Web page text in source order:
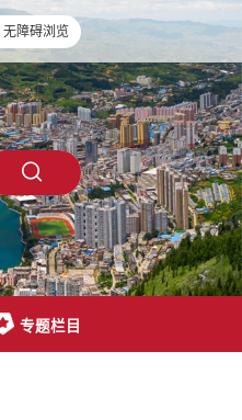
无障碍浏览
专题栏目